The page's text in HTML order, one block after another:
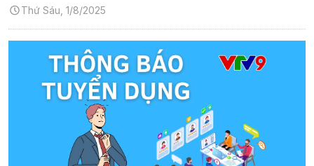
Thứ Sáu, 1/8/2025